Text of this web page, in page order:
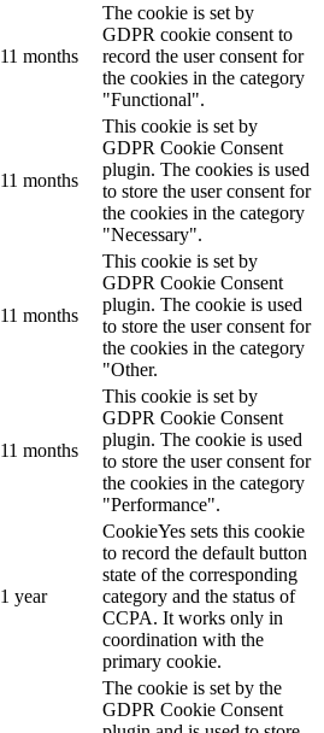
11 months
The cookie is set by
GDPR cookie consent to
record the user consent for
the cookies in the category
"Functional".
11 months
This cookie is set by
GDPR Cookie Consent
plugin. The cookies is used
to store the user consent for
the cookies in the category
"Necessary".
11 months
This cookie is set by
GDPR Cookie Consent
plugin. The cookie is used
to store the user consent for
the cookies in the category
"Other.
11 months
This cookie is set by
GDPR Cookie Consent
plugin. The cookie is used
to store the user consent for
the cookies in the category
"Performance".
1 year
CookieYes sets this cookie
to record the default button
state of the corresponding
category and the status of
CCPA. It works only in
coordination with the
primary cookie.
The cookie is set by the
GDPR Cookie Consent